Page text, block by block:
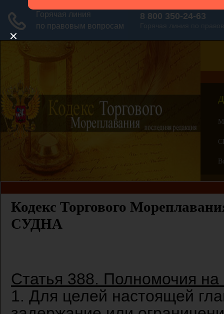
Кодекс Торгового
СУДНА
Статья 388. Полномочия на
1. Для целей настоящей